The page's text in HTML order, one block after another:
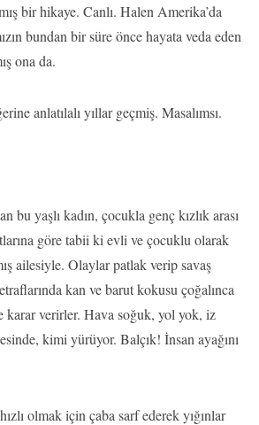
bir hikaye. Canlı. Halen Amerika’da
bundan bir süre önce hayata veda eden
ona da.
anlatılalı yıllar geçmiş. Masalımsı.
bu yaşlı kadın, çocukla genç kızlık arası
göre tabii ki evli ve çocuklu olarak
ailesiyle. Olaylar patlak verip savaş
etraflarında kan ve barut kokusu çoğalınca
karar verirler. Hava soğuk, yol yok, iz
kimi yürüyor. Balçık! İnsan ayağını
olmak için çaba sarf ederek yığınlar